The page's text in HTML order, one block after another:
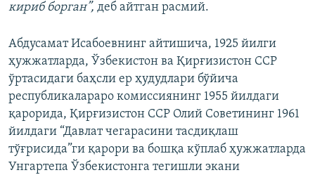
кириб борган”, деб айтган расмий.
Абдусамат Исабоевнинг айтишича, 1925 йилги
ҳужжатларда, Ўзбекистон ва Қирғизистон ССР
ўртасидаги баҳсли ер ҳудудлари бўйича
республикалараро комиссиянинг 1955 йилдаги
қарорида, Қирғизистон ССР Олий Советининг 1961
йилдаги “Давлат чегарасини тасдиқлаш
тўғрисида”ги қарори ва бошқа кўплаб ҳужжатларда
Унгартепа Ўзбекистонга тегишли экани